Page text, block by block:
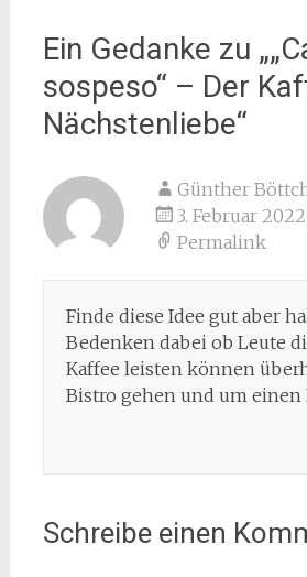
Ein Gedanke zu „
sospeso“ – Der
Nächstenliebe“
Günther
3. Februar
Permalink
Finde diese Idee gut aber
Bedenken dabei ob Leute
Kaffee leisten können
Bistro gehen und um einen
Schreibe einen